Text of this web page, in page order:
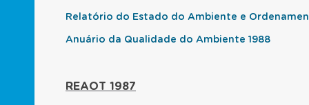
Relatório do Estado do Ambiente e
Anuário da Qualidade do Ambiente 1988
REAOT 1987